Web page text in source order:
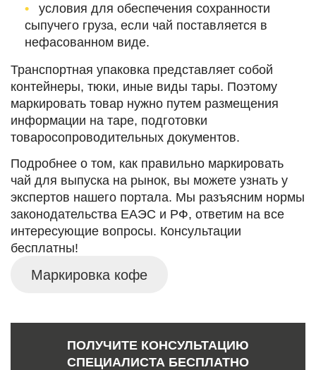
условия для обеспечения сохранности
сыпучего груза, если чай поставляется в
нефасованном виде.
Транспортная упаковка представляет собой
контейнеры, тюки, иные виды тары. Поэтому
маркировать товар нужно путем размещения
информации на таре, подготовки
товаросопроводительных документов.
Подробнее о том, как правильно маркировать
чай для выпуска на рынок, вы можете узнать у
экспертов нашего портала. Мы разъясним нормы
законодательства ЕАЭС и РФ, ответим на все
интересующие вопросы. Консультации
бесплатны!
Маркировка кофе
ПОЛУЧИТЕ КОНСУЛЬТАЦИЮ
СПЕЦИАЛИСТА БЕСПЛАТНО